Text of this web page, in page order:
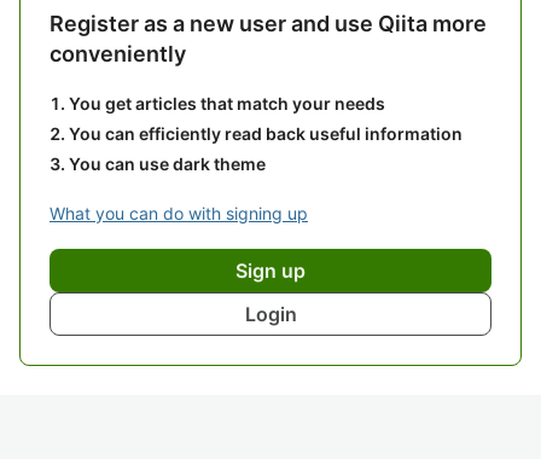
Register as a new user and use Qiita more
conveniently
You get articles that match your needs
You can efficiently read back useful information
You can use dark theme
What you can do with signing up
Sign up
Login